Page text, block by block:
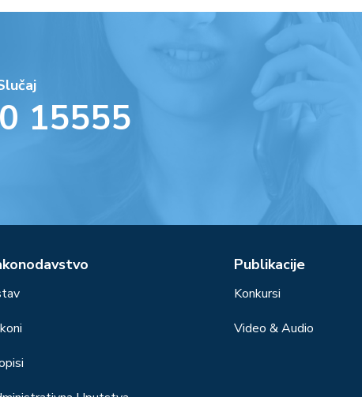
15555
Publikacije
Konkursi
Video & Audio